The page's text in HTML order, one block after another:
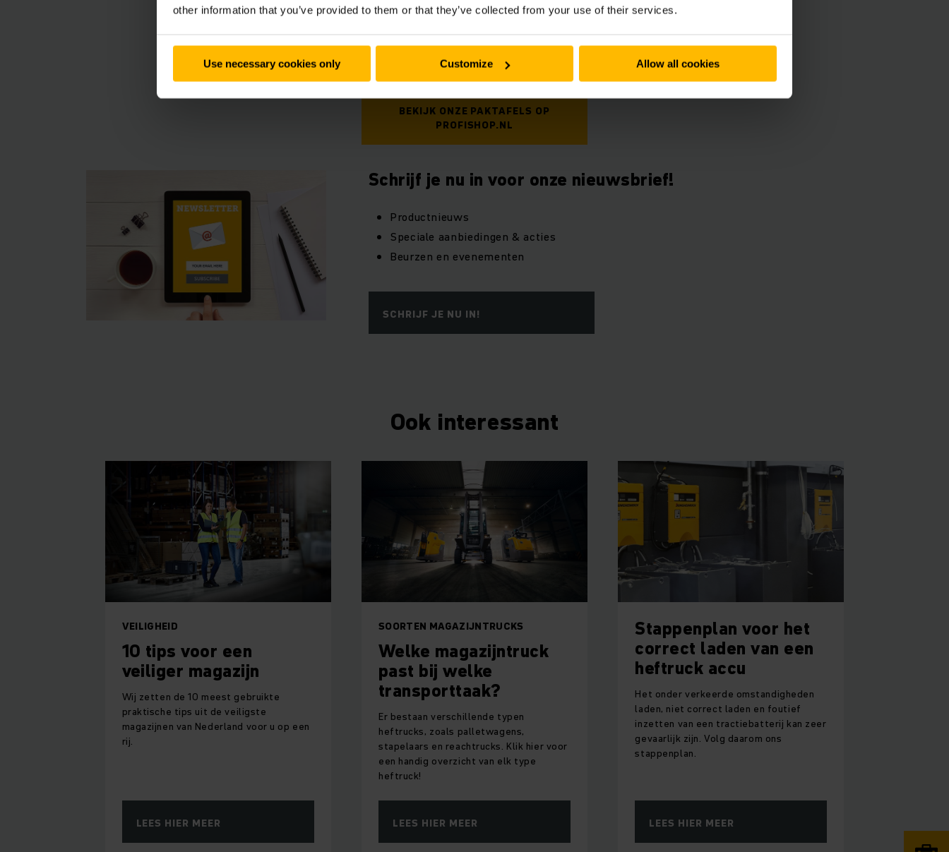
other information that you’ve provided to them or that they’ve collected from your use of their services.
Use necessary cookies only Customize Allow all cookies
In onze webshop PROFISHOP vindt u verschillende modellen paktafels, die u naar wens kunt
uitbreiden. Ons serviceteam helpt u graag verder.
BEKIJK ONZE PAKTAFELS OP
PROFISHOP.NL
Schrijf je nu in voor onze nieuwsbrief!
Productnieuws
Speciale aanbiedingen & acties
Beurzen en evenementen
SCHRIJF JE NU IN!
Ook interessant
VEILIGHEID
10 tips voor een
veiliger magazijn
Wij zetten de 10 meest gebruikte
praktische tips uit de veiligste
magazijnen van Nederland voor u op een
rij.
LEES HIER MEER
SOORTEN MAGAZIJNTRUCKS
Welke magazijntruck
past bij welke
transporttaak?
Er bestaan verschillende typen
heftrucks, zoals palletwagens,
stapelaars en reachtrucks. Klik hier voor
een handig overzicht van elk type
heftruck!
LEES HIER MEER
Stappenplan voor het
correct laden van een
heftruck accu
Het onder verkeerde omstandigheden
laden, niet correct laden en foutief
inzetten van een tractiebatterij kan zeer
gevaarlijk zijn. Volg daarom ons
stappenplan.
LEES HIER MEER